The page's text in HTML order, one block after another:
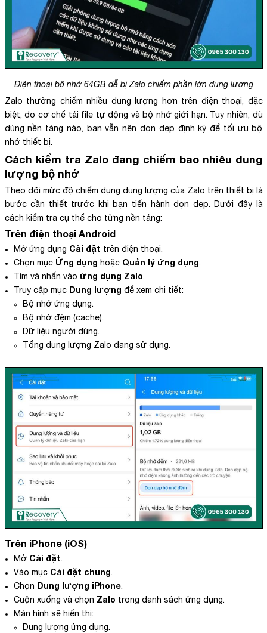
Điện thoại bộ nhớ 64GB dễ bị Zalo chiếm phần lớn dung lượng
Zalo thường chiếm nhiều dung lượng hơn trên điện thoại, đặc
biệt, do cơ chế tải file tự động và bộ nhớ giới hạn. Tuy nhiên, dù
dùng nền tảng nào, bạn vẫn nên dọn dẹp định kỳ để tối ưu bộ
nhớ thiết bị.
Cách kiểm tra Zalo đang chiếm bao nhiêu dung
lượng bộ nhớ
Theo dõi mức độ chiếm dụng dung lượng của Zalo trên thiết bị là
bước cần thiết trước khi bạn tiến hành dọn dẹp. Dưới đây là
cách kiểm tra cụ thể cho từng nền tảng:
Trên điện thoại Android
Mở ứng dụng Cài đặt trên điện thoại.
Chọn mục Ứng dụng hoặcQuản lý ứng dụng.
Tìm và nhấn vào ứng dụng Zalo.
Truy cập mục Dung lượng để xem chi tiết:
Bộ nhớ ứng dụng.
Bộ nhớ đệm (cache).
Dữ liệu người dùng.
Tổng dung lượng Zalo đang sử dụng.
Trên iPhone (iOS)
Mở Cài đặt.
Vào mục Cài đặt chung.
Chọn Dung lượng iPhone.
Cuộn xuống và chọn Zalo trong danh sách ứng dụng.
Màn hình sẽ hiển thị:
Dung lượng ứng dụng.